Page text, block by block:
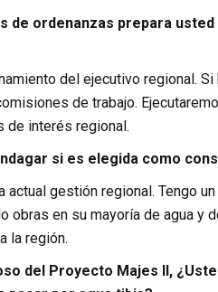
ordenanzas prepara usted
del ejecutivo regional.
de trabajo.
de interés regional.
si es elegida como
gestión regional. Tengo
en su mayoría de agua y
la región.
del Proyecto Majes II,